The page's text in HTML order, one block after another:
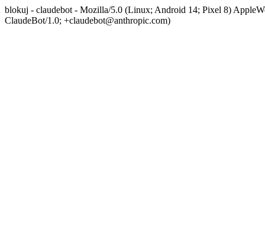
blokuj - claudebot - Mozilla/5.0 (Linux; Android 14; Pixel 8)
ClaudeBot/1.0; +claudebot@anthropic.com)